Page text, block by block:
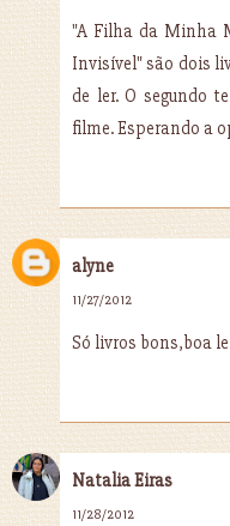
"A Filha da Minha
Invisível" são dois
de ler. O segundo
filme. Esperando a
alyne
11/27/2012
Só livros bons,boa
Natalia Eiras
11/28/2012